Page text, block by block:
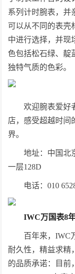
系列计时腕表，并
可以从不同的表壳
中进行选择，并现
色包括松石绿、靛
独特气质的色彩。
欢迎腕表爱好
店，感受超越时间
界。
地址：中国北
一层128D
电话：010
IWC万国表8
百年来，IWC
耐久性，精益求精
的品质承诺：目前